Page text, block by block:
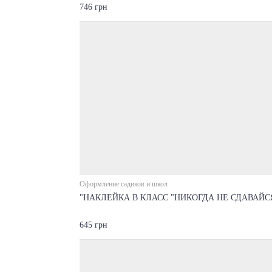
746 грн
Оформление садиков и школ
"НАКЛЕЙКА В КЛАСС "НИКОГДА НЕ
645 грн